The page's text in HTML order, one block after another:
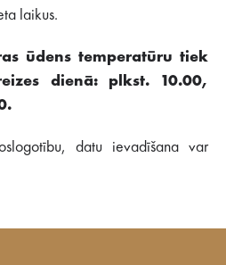
laikus.
ūdens temperatūru tiek
dienā: plkst. 10.00,
datu ievadīšana var